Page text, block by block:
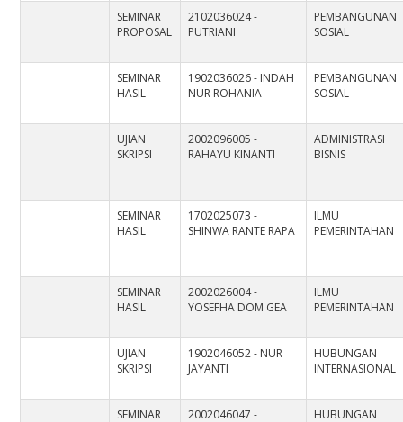
SEMINAR
PROPOSAL
2102036024 -
PUTRIANI
PEMBANGUNAN
SOSIAL
SEMINAR
HASIL
1902036026 - INDAH
NUR ROHANIA
PEMBANGUNAN
SOSIAL
UJIAN
SKRIPSI
2002096005 -
RAHAYU KINANTI
ADMINISTRASI
BISNIS
SEMINAR
HASIL
1702025073 -
SHINWA RANTE RAPA
ILMU
PEMERINTAHAN
SEMINAR
HASIL
2002026004 -
YOSEFHA DOM GEA
ILMU
PEMERINTAHAN
UJIAN
SKRIPSI
1902046052 - NUR
JAYANTI
HUBUNGAN
INTERNASIONAL
SEMINAR
2002046047 -
HUBUNGAN